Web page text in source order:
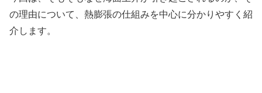
の理由について、熱膨張の仕組みを中心に分かりやすく紹
介します。